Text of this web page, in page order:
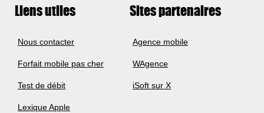
Liens utiles
Nous contacter
Forfait mobile pas cher
Test de débit
Lexique Apple
Sites partenaires
Agence mobile
WAgence
iSoft sur X